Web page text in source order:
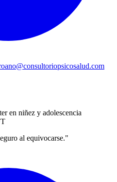
en niñez y adolescencia
al equivocarse."